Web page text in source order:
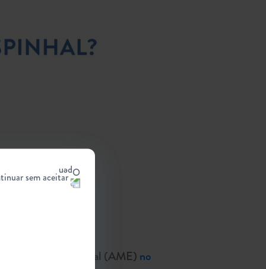
sem aceitar
Muscular Espinhal (AME) no